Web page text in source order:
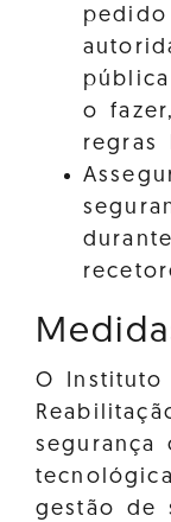
o
regras
O Instituto
segurança
gestão de